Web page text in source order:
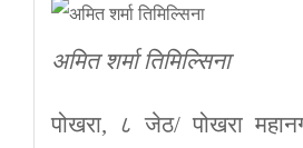
अमित शर्मा तिमिल्सिना
पोखरा, ८ जेठ/ पोखरा